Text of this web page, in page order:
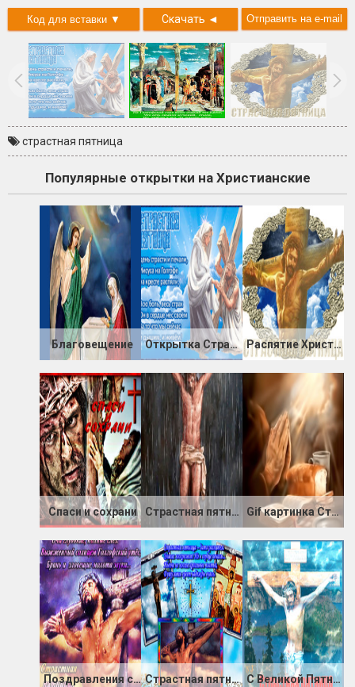
Скачать ◄
страстная пятница
Популярные открытки на Христианские
Благовещение Открытка Страстная пятница Распятие Христа Страстная Пятница
Спаси и сохрани Страстная пятница Gif картинка Страстная пятница
Поздравления со Страстной пятницей в стихах Страстная пятница - дата распятия Христа С Великой Пятницей картинки